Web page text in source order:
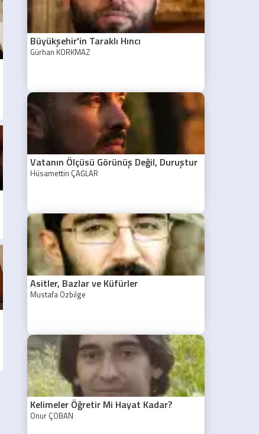
Büyükşehir'in Taraklı Hıncı
Gürhan KORKMAZ
Vatanın Ölçüsü Görünüş Değil, Duruştur
Hüsamettin ÇAĞLAR
Asitler, Bazlar ve Küfürler
Mustafa Özbilge
Kelimeler Öğretir Mi Hayat Kadar?
Onur ÇOBAN